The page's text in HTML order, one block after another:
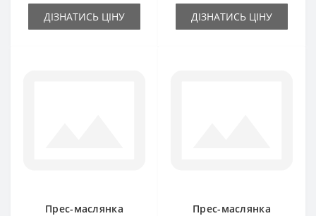
ДІЗНАТИСЬ ЦІНУ ДІЗНАТИСЬ ЦІНУ
Прес-маслянка
Прес-маслянка